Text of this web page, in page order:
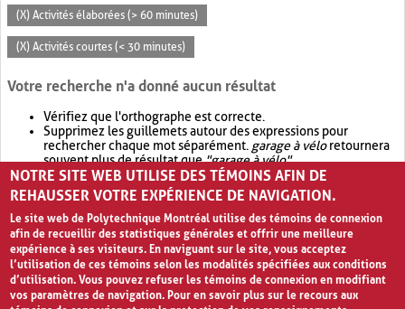
(X) Activités élaborées (> 60 minutes)
(X) Activités courtes (< 30 minutes)
Votre recherche n'a donné aucun résultat
Vérifiez que l'orthographe est correcte.
Supprimez les guillemets autour des expressions pour
rechercher chaque mot séparément. garage à véloretournera
souvent plus de résultat que"garage à vélo".
Envisagez d'élargir votre recherche avec OR.garage OR vélo
retournera souvent plus de résultat quegarage à vélo
NOTRE SITE WEB UTILISE DES TÉMOINS AFIN DE
REHAUSSER VOTRE EXPÉRIENCE DE NAVIGATION.
Le site web de Polytechnique Montréal utilise des témoins de connexion
afin de recueillir des statistiques générales et offrir une meilleure
expérience à ses visiteurs. En naviguant sur le site, vous acceptez
l’utilisation de ces témoins selon les modalités spécifiées aux conditions
d’utilisation. Vous pouvez refuser les témoins de connexion en modifiant
vos paramètres de navigation. Pour en savoir plus sur le recours aux